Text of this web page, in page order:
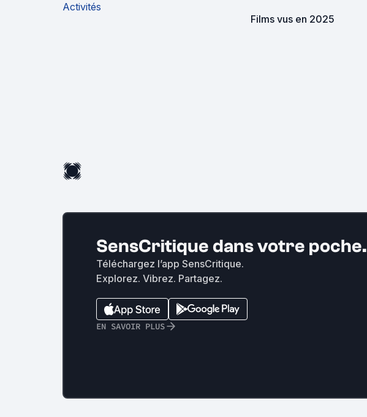
Activités
Films vus en 2025
SensCritique dans votre poche.
Téléchargez l’app SensCritique.
Explorez. Vibrez. Partagez.
EN SAVOIR PLUS